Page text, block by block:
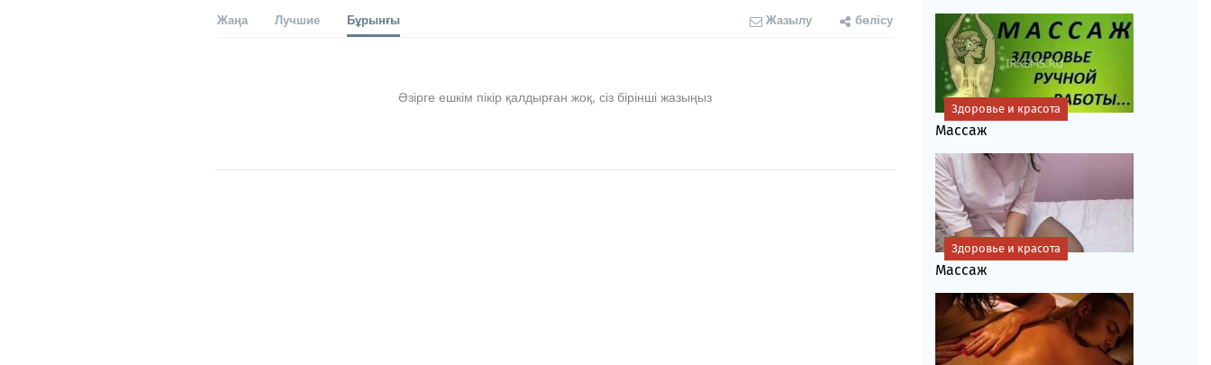
Жаңа Лучшие Бұрынғы Жазылу бөлісу
Әзірге ешкім пікір қалдырған жоқ, сіз бірінші жазыңыз
Массаж
Здоровье и красота
Массаж
Здоровье и красота